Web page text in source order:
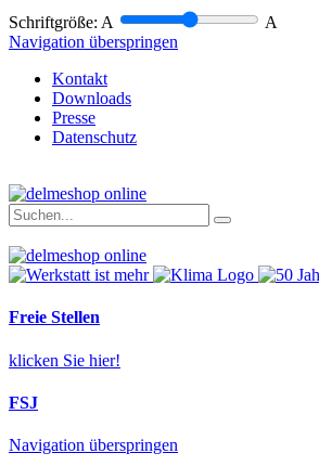
Schriftgröße: A
A
Navigation überspringen
Kontakt
Downloads
Presse
Datenschutz
Freie Stellen
klicken Sie hier!
FSJ
Navigation überspringen